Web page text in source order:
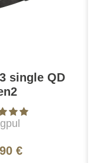
single QD
€